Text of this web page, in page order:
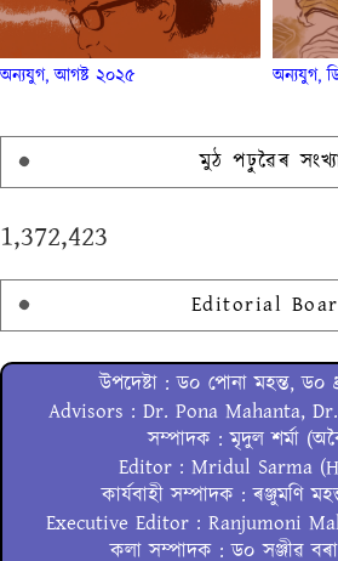
অন্যযুগ, আগষ্ট ২০২৫ অন্যযুগ,
মুঠ পঢ়ুৱৈৰ
1,372,423
Editorial
উপদেষ্টা : ড০ পোনা মহন্ত, ড০
Advisors : Dr. Pona Mahanta,
সম্পাদক : মৃদুল শৰ্মা
Editor : Mridul Sarma
কাৰ্যবাহী সম্পাদক : ৰঞ্জুমণি
Executive Editor : Ranjumoni
কলা সম্পাদক : ড০ সঞ্জীৱ